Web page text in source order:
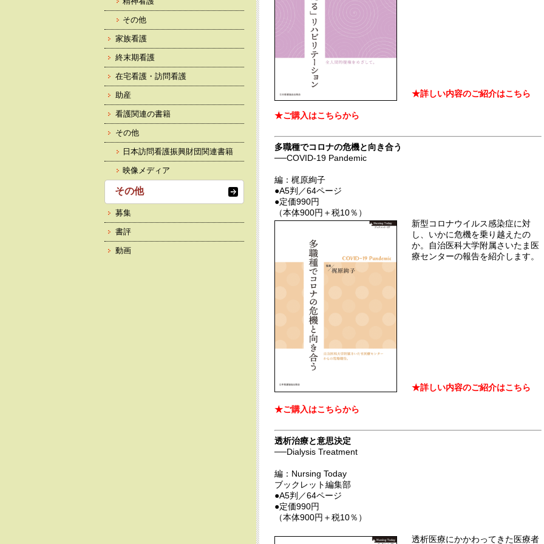
★詳しい内容のご紹介はこちら
★ご購入はこちらから
多職種でコロナの危機と向き合う
──COVID-19 Pandemic
編：梶原絢子
●A5判／64ページ
●定価990円
（本体900円＋税10％）
新型コロナウイルス感染症に対
し、いかに危機を乗り越えたの
か。自治医科大学附属さいたま医
療センターの報告を紹介します。
★詳しい内容のご紹介はこちら
★ご購入はこちらから
透析治療と意思決定
──Dialysis Treatment
編：Nursing Today
ブックレット編集部
●A5判／64ページ
●定価990円
（本体900円＋税10％）
透析医療にかかわってきた医療者
その他
家族看護
終末期看護
在宅看護・訪問看護
助産
看護関連の書籍
その他
日本訪問看護振興財団関連書籍
映像メディア
その他
募集
書評
動画